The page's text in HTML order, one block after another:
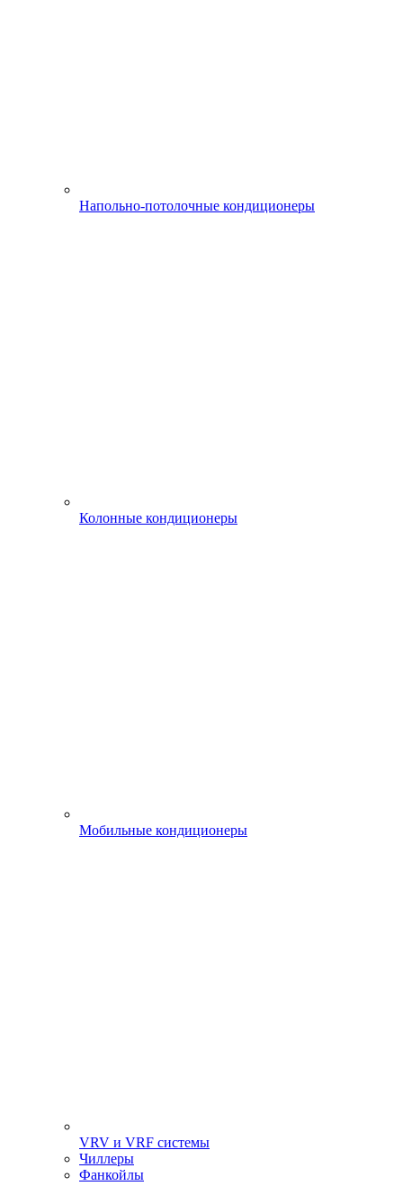
Напольно-потолочные кондиционеры
Колонные кондиционеры
Мобильные кондиционеры
VRV и VRF системы
Чиллеры
Фанкойлы